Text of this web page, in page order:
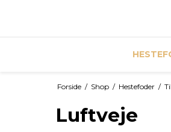
Forside / Shop / Hestefoder /
Luftveje